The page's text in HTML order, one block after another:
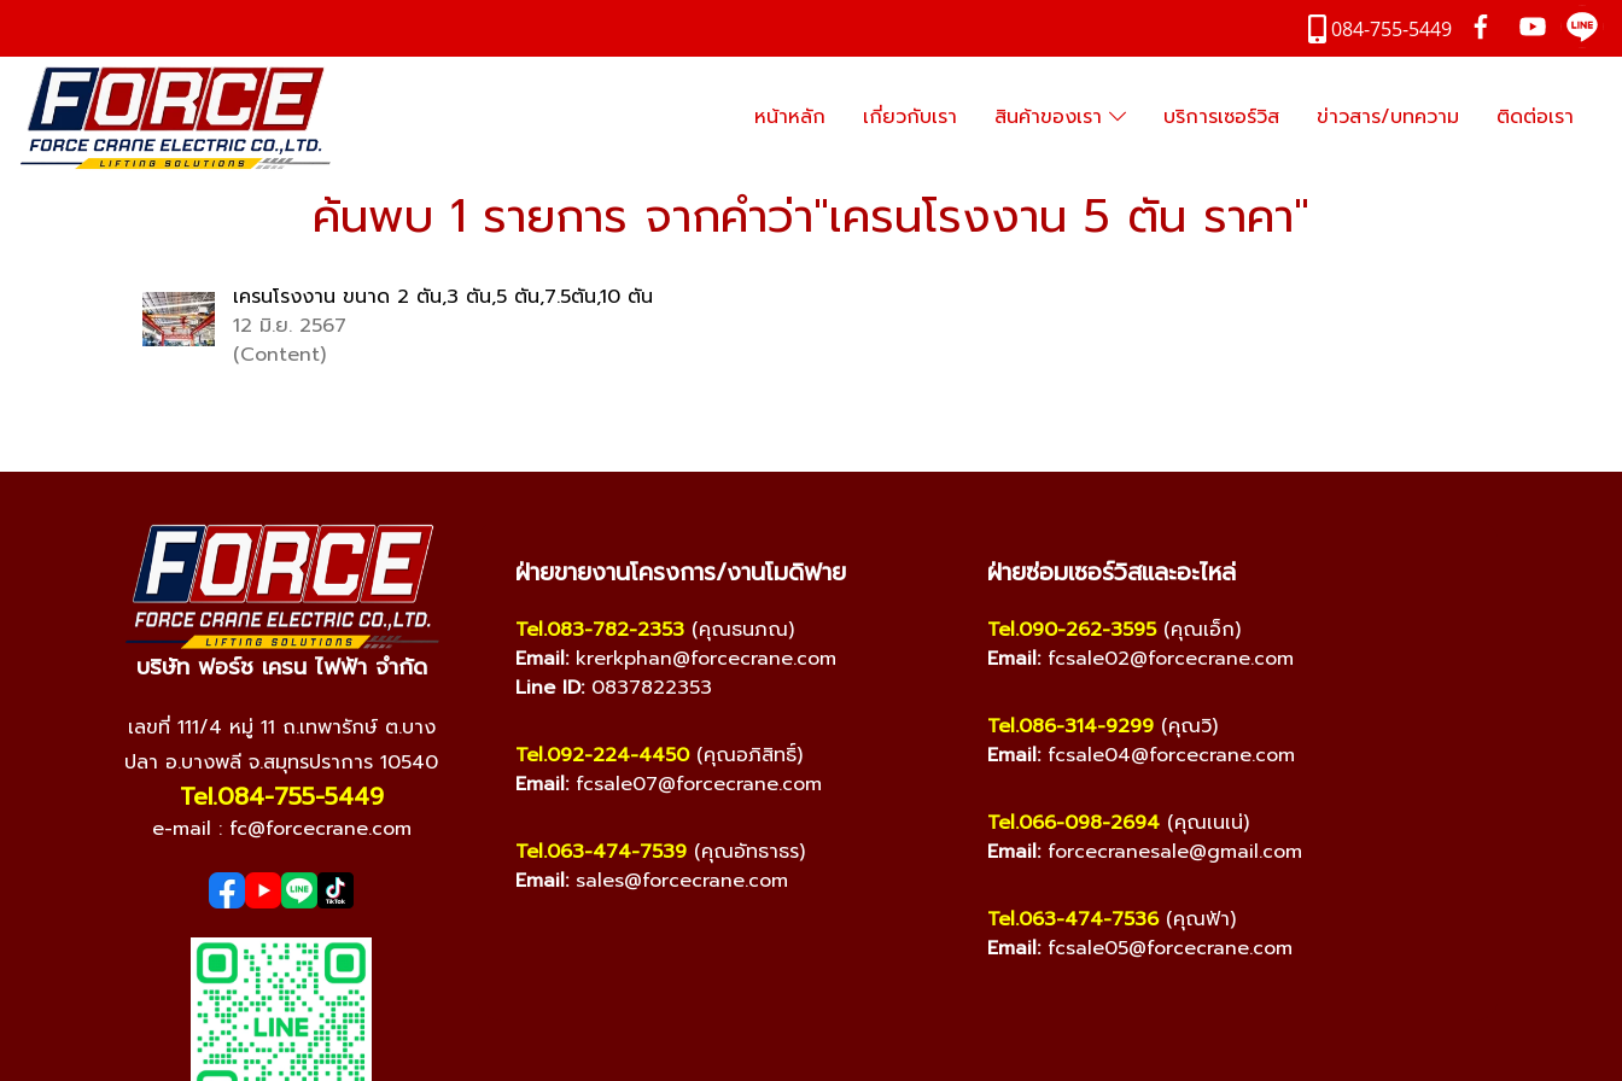
084-755-5449
หน้าหลัก เกี่ยวกับเรา สินค้าของเรา บริการเซอร์วิส ข่าวสาร/บทความ ติดต่อเรา
ค้นพบ 1 รายการ จากคำว่า"เครนโรงงาน 5 ตัน ราคา"
เครนโรงงาน ขนาด 2 ตัน,3 ตัน,5 ตัน,7.5ตัน,10 ตัน
12 มิ.ย. 2567
(Content)
บริษัท ฟอร์ช เครน ไฟฟ้า จำกัด
เลขที่ 111/4 หมู่ 11 ถ.เทพารักษ์ ต.บาง
ปลา อ.บางพลี จ.สมุทรปราการ 10540
Tel.084-755-5449
e-mail : fc@forcecrane.com
ฝ่ายขายงานโครงการ/งานโมดิฟาย
Tel.083-782-2353(คุณธนภณ)
Email: krerkphan@forcecrane.com
Line ID:0837822353
Tel.092-224-4450(คุณอภิสิทธิ์)
Email: fcsale07@forcecrane.com
Tel.063-474-7539(คุณอัทธาธร)
Email: sales@forcecrane.com
ฝ่ายซ่อมเซอร์วิสและอะไหล่
Tel.090-262-3595(คุณเอ็ก)
Email: fcsale02@forcecrane.com
Tel.086-314-9299 (คุณวิ)
Email: fcsale04@forcecrane.com
Tel.066-098-2694 (คุณเนเน่)
Email: forcecranesale@gmail.com
Tel.063-474-7536(คุณฟ้า)
Email: fcsale05@forcecrane.com